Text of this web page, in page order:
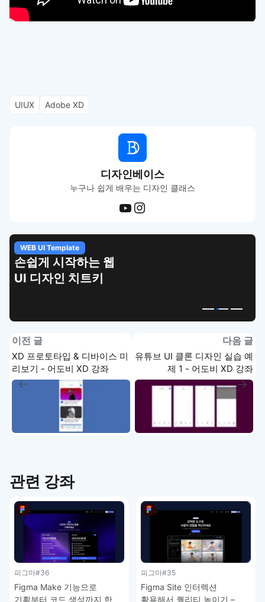
UIUX Adobe XD
디자인베이스
누구나 쉽게 배우는 디자인 클래스
WEB UI Template
손쉽게 시작하는 웹
UI 디자인 치트키
이전 글
XD 프로토타입 & 디바이스 미
리보기 - 어도비 XD 강좌
다음 글
유튜브 UI 클론 디자인 실습 예
제 1 - 어도비 XD 강좌
관련 강좌
피그마#36
Figma Make 기능으로
기획부터 코드 생성까지 한
피그마#35
Figma Site 인터렉션
활용해서 퀄리티 높이기 –